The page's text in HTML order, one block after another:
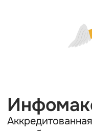
Россельхозбанк,
России, НИУ ВШЭ,
металлургический
Норникель, OZON и др.
избавлять мир от
основываясь на трех
люди, идеи и их